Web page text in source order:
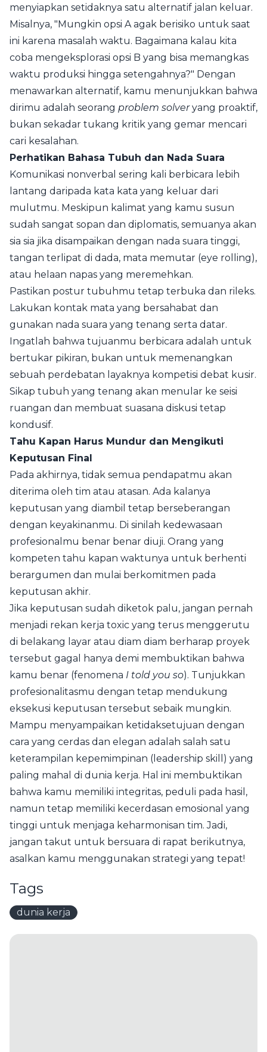
menyiapkan setidaknya satu alternatif jalan keluar.
Misalnya, "Mungkin opsi A agak berisiko untuk saat
ini karena masalah waktu. Bagaimana kalau kita
coba mengeksplorasi opsi B yang bisa memangkas
waktu produksi hingga setengahnya?" Dengan
menawarkan alternatif, kamu menunjukkan bahwa
dirimu adalah seorang problem solveryang proaktif,
bukan sekadar tukang kritik yang gemar mencari
cari kesalahan.
Perhatikan Bahasa Tubuh dan Nada Suara
Komunikasi nonverbal sering kali berbicara lebih
lantang daripada kata kata yang keluar dari
mulutmu. Meskipun kalimat yang kamu susun
sudah sangat sopan dan diplomatis, semuanya akan
sia sia jika disampaikan dengan nada suara tinggi,
tangan terlipat di dada, mata memutar (eye rolling),
atau helaan napas yang meremehkan.
Pastikan postur tubuhmu tetap terbuka dan rileks.
Lakukan kontak mata yang bersahabat dan
gunakan nada suara yang tenang serta datar.
Ingatlah bahwa tujuanmu berbicara adalah untuk
bertukar pikiran, bukan untuk memenangkan
sebuah perdebatan layaknya kompetisi debat kusir.
Sikap tubuh yang tenang akan menular ke seisi
ruangan dan membuat suasana diskusi tetap
kondusif.
Tahu Kapan Harus Mundur dan Mengikuti
Keputusan Final
Pada akhirnya, tidak semua pendapatmu akan
diterima oleh tim atau atasan. Ada kalanya
keputusan yang diambil tetap berseberangan
dengan keyakinanmu. Di sinilah kedewasaan
profesionalmu benar benar diuji. Orang yang
kompeten tahu kapan waktunya untuk berhenti
berargumen dan mulai berkomitmen pada
keputusan akhir.
Jika keputusan sudah diketok palu, jangan pernah
menjadi rekan kerja toxic yang terus menggerutu
di belakang layar atau diam diam berharap proyek
tersebut gagal hanya demi membuktikan bahwa
kamu benar (fenomena I told you so). Tunjukkan
profesionalitasmu dengan tetap mendukung
eksekusi keputusan tersebut sebaik mungkin.
Mampu menyampaikan ketidaksetujuan dengan
cara yang cerdas dan elegan adalah salah satu
keterampilan kepemimpinan (leadership skill) yang
paling mahal di dunia kerja. Hal ini membuktikan
bahwa kamu memiliki integritas, peduli pada hasil,
namun tetap memiliki kecerdasan emosional yang
tinggi untuk menjaga keharmonisan tim. Jadi,
jangan takut untuk bersuara di rapat berikutnya,
asalkan kamu menggunakan strategi yang tepat!
Tags
dunia kerja